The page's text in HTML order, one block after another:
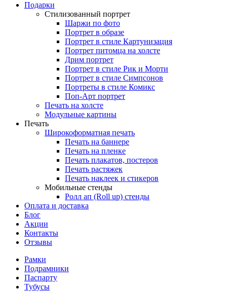
Подарки
Стилизованный портрет
Шаржи по фото
Портрет в образе
Портрет в стиле Картунизация
Портрет питомца на холсте
Дрим портрет
Портрет в стиле Рик и Морти
Портрет в стиле Симпсонов
Портреты в стиле Комикс
Поп-Арт портрет
Печать на холсте
Модульные картины
Печать
Широкоформатная печать
Печать на баннере
Печать на пленке
Печать плакатов, постеров
Печать растяжек
Печать наклеек и стикеров
Мобильные стенды
Ролл ап (Roll up) стенды
Оплата и доставка
Блог
Акции
Контакты
Отзывы
Рамки
Подрамники
Паспарту
Тубусы